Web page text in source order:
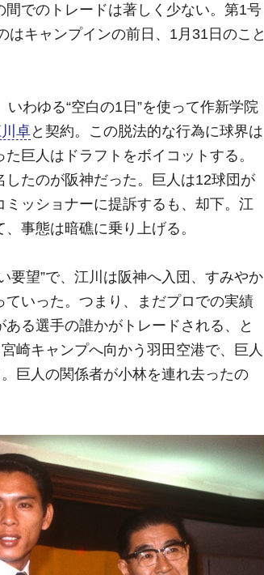
でのトレードは著しく少ない。第1号
はキャンプインの前日、1月31日のこと
わゆる“空白の1日”を使って作新学院
卓と契約。この脱法的な行為に球界は
巨人はドラフトをボイコットする。
たのが阪神だった。巨人は12球団が
ッショナーに提訴するも、却下。江
事態は暗礁に乗り上げる。
要望”で、江川は阪神へ入団、すみやか
いった。つまり、まだプロでの実績
る選手の誰かがトレードされる、と
崎キャンプへ向かう羽田空港で、巨人
巨人の関係者が小林を連れ去ったの